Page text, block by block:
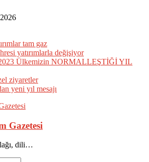
tam gaz
yatırımlarla değişiyor
Ülkemizin NORMALLEŞTİĞİ YIL
ziyaretler
yeni yıl mesajı
Gazetesi
dili…